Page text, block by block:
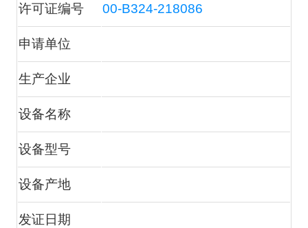
许可证编号 00-B324-218086
申请单位
生产企业
设备名称
设备型号
设备产地
发证日期